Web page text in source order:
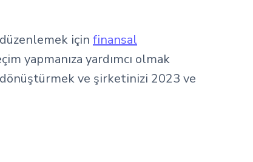
düzenlemek için finansal
yapmanıza yardımcı olmak
ve şirketinizi 2023 ve